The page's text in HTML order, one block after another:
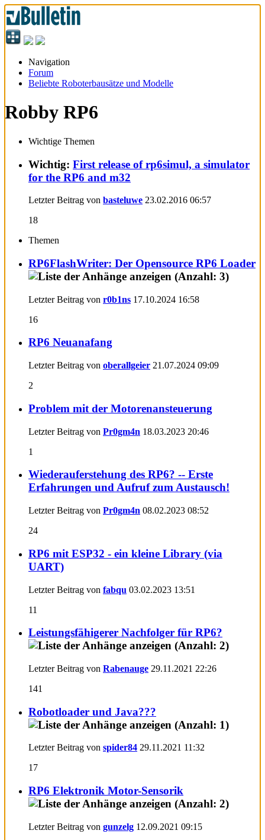
Navigation
Forum
Beliebte Roboterbausätze und Modelle
Robby RP6
Wichtige Themen
Wichtig: First release of rp6simul, a simulator
for the RP6 and m32
Letzter Beitrag von basteluwe 23.02.2016 06:57
18
Themen
RP6FlashWriter: Der Opensource RP6 Loader
Letzter Beitrag von r0b1ns 17.10.2024 16:58
16
RP6 Neuanafang
Letzter Beitrag von oberallgeier 21.07.2024 09:09
2
Problem mit der Motorenansteuerung
Letzter Beitrag von Pr0gm4n 18.03.2023 20:46
1
Wiederauferstehung des RP6? -- Erste
Erfahrungen und Aufruf zum Austausch!
Letzter Beitrag von Pr0gm4n 08.02.2023 08:52
24
RP6 mit ESP32 - ein kleine Library (via
UART)
Letzter Beitrag von fabqu 03.02.2023 13:51
11
Leistungsfähigerer Nachfolger für RP6?
Letzter Beitrag von Rabenauge 29.11.2021 22:26
141
Robotloader und Java???
Letzter Beitrag von spider84 29.11.2021 11:32
17
RP6 Elektronik Motor-Sensorik
Letzter Beitrag von gunzelg 12.09.2021 09:15